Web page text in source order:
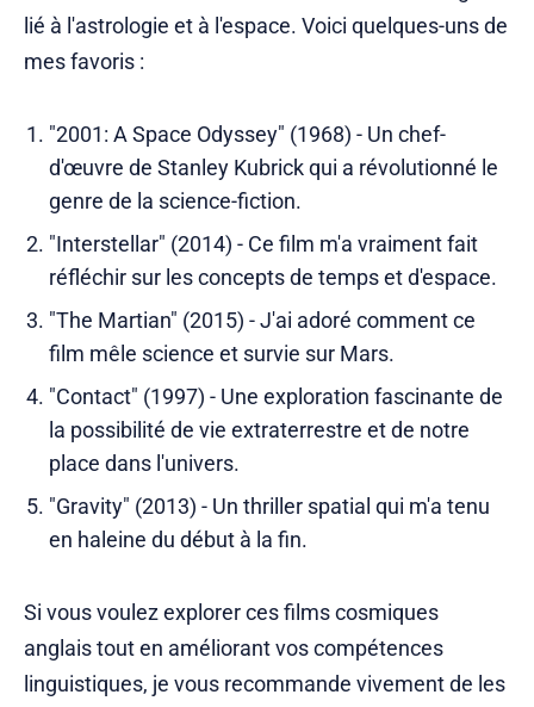
lié à l'astrologie et à l'espace. Voici quelques-uns de
mes favoris :
"2001: A Space Odyssey" (1968) - Un chef-
d'œuvre de Stanley Kubrick qui a révolutionné le
genre de la science-fiction.
"Interstellar" (2014) - Ce film m'a vraiment fait
réfléchir sur les concepts de temps et d'espace.
"The Martian" (2015) - J'ai adoré comment ce
film mêle science et survie sur Mars.
"Contact" (1997) - Une exploration fascinante de
la possibilité de vie extraterrestre et de notre
place dans l'univers.
"Gravity" (2013) - Un thriller spatial qui m'a tenu
en haleine du début à la fin.
Si vous voulez explorer ces films cosmiques
anglais tout en améliorant vos compétences
linguistiques, je vous recommande vivement de les